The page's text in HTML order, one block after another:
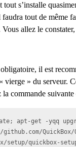
tout s’installe
tout de même
allez le constater,
il est
vierge » du serveur.
la commande
apt-get -yqq
QuickBox/
setup/quickbox-